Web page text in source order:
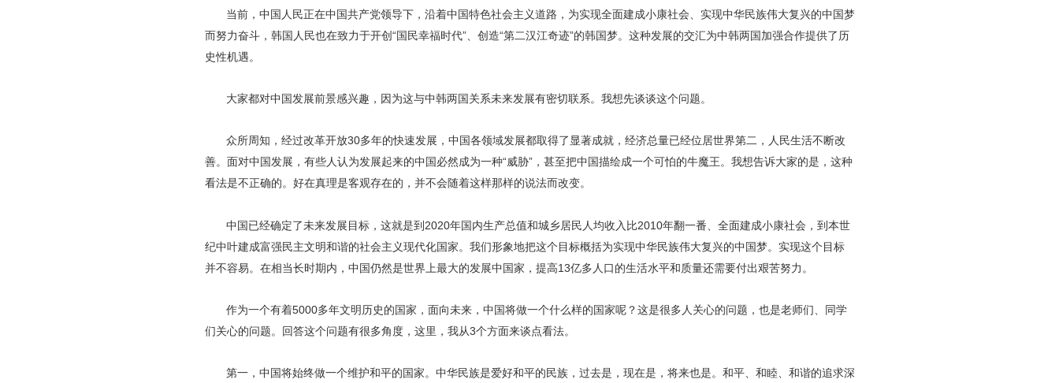
当前，中国人民正在中国共产党领导下，沿着中国特色社会主义道路，为实现全面建成小康社会、实现中华民族伟大复兴的中国梦
而努力奋斗，韩国人民也在致力于开创“国民幸福时代”、创造“第二汉江奇迹”的韩国梦。这种发展的交汇为中韩两国加强合作提供了历
史性机遇。
大家都对中国发展前景感兴趣，因为这与中韩两国关系未来发展有密切联系。我想先谈谈这个问题。
众所周知，经过改革开放30多年的快速发展，中国各领域发展都取得了显著成就，经济总量已经位居世界第二，人民生活不断改
善。面对中国发展，有些人认为发展起来的中国必然成为一种“威胁”，甚至把中国描绘成一个可怕的牛魔王。我想告诉大家的是，这种
看法是不正确的。好在真理是客观存在的，并不会随着这样那样的说法而改变。
中国已经确定了未来发展目标，这就是到2020年国内生产总值和城乡居民人均收入比2010年翻一番、全面建成小康社会，到本世
纪中叶建成富强民主文明和谐的社会主义现代化国家。我们形象地把这个目标概括为实现中华民族伟大复兴的中国梦。实现这个目标
并不容易。在相当长时期内，中国仍然是世界上最大的发展中国家，提高13亿多人口的生活水平和质量还需要付出艰苦努力。
作为一个有着5000多年文明历史的国家，面向未来，中国将做一个什么样的国家呢？这是很多人关心的问题，也是老师们、同学
们关心的问题。回答这个问题有很多角度，这里，我从3个方面来谈点看法。
第一，中国将始终做一个维护和平的国家。中华民族是爱好和平的民族，过去是，现在是，将来也是。和平、和睦、和谐的追求深